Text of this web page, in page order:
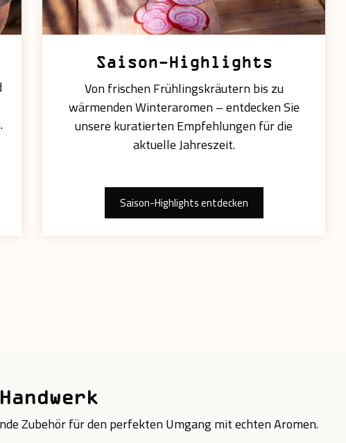
Saison-Highlights
Von frischen Frühlingskräutern bis zu
wärmenden Winteraromen – entdecken Sie
unsere kuratierten Empfehlungen für die
aktuelle Jahreszeit.
Saison-Highlights entdecken
Zubehör für den perfekten Umgang mit echten Aromen.